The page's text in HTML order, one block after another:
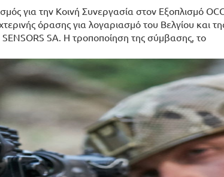
για την Κοινή Συνεργασία στον Εξοπλισμό
όρασης για λογαριασμό του Βελγίου και
SA. Η τροποποίηση της σύμβασης, το